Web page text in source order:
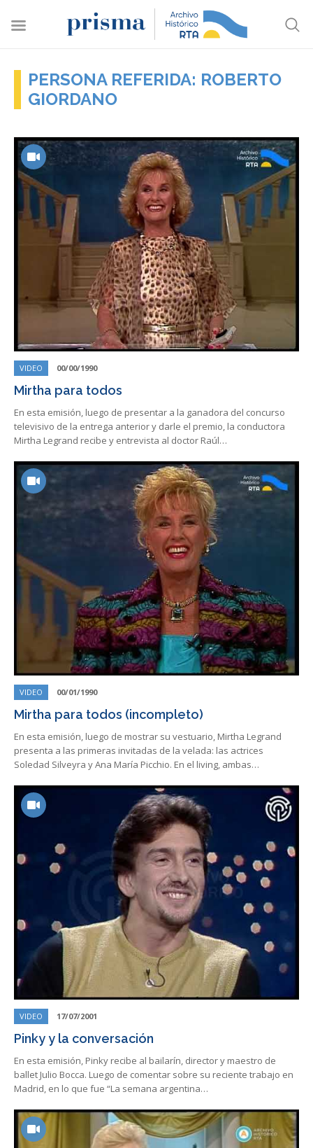
PERSONA REFERIDA: ROBERTO
GIORDANO
VIDEO 00/00/1990
Mirtha para todos
En esta emisión, luego de presentar a la ganadora del concurso
televisivo de la entrega anterior y darle el premio, la conductora
Mirtha Legrand recibe y entrevista al doctor Raúl…
VIDEO 00/01/1990
Mirtha para todos (incompleto)
En esta emisión, luego de mostrar su vestuario, Mirtha Legrand
presenta a las primeras invitadas de la velada: las actrices
Soledad Silveyra y Ana María Picchio. En el living, ambas…
VIDEO 17/07/2001
Pinky y la conversación
En esta emisión, Pinky recibe al bailarín, director y maestro de
ballet Julio Bocca. Luego de comentar sobre su reciente trabajo en
Madrid, en lo que fue “La semana argentina…